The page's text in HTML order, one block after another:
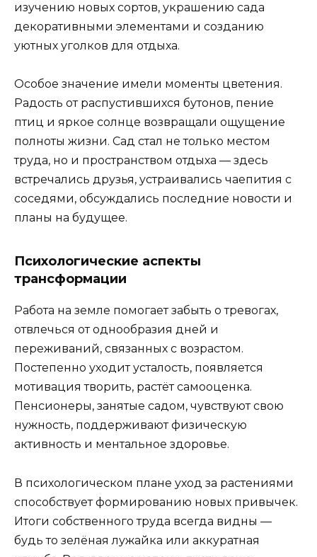
изучению новых сортов, украшению сада
декоративными элементами и созданию
уютных уголков для отдыха.
Особое значение имели моменты цветения.
Радость от распустившихся бутонов, пение
птиц и яркое солнце возвращали ощущение
полноты жизни. Сад стал не только местом
труда, но и пространством отдыха — здесь
встречались друзья, устраивались чаепития с
соседями, обсуждались последние новости и
планы на будущее.
Психологические аспекты
трансформации
Работа на земле помогает забыть о тревогах,
отвлечься от однообразия дней и
переживаний, связанных с возрастом.
Постепенно уходит усталость, появляется
мотивация творить, растёт самооценка.
Пенсионеры, занятые садом, чувствуют свою
нужность, поддерживают физическую
активность и ментальное здоровье.
В психологическом плане уход за растениями
способствует формированию новых привычек.
Итоги собственного труда всегда видны —
будь то зелёная лужайка или аккуратная